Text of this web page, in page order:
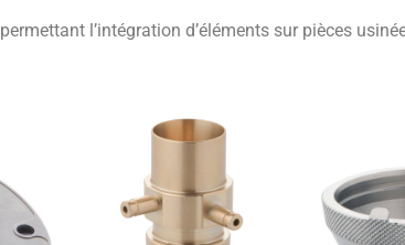
l’intégration d’éléments sur pièces